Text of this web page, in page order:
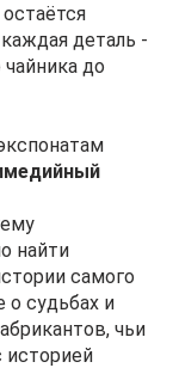
деталь -
до
найти
самого
о судьбах и
чьи
историей